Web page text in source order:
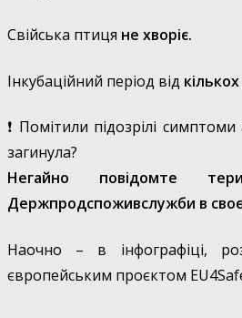
Свійська птиця не хворіє.
Інкубаційний період від
❗ Помітили підозрілі
загинула?
Негайно повідомте
Держпродспоживслужби в
Наочно – в інфографіці,
європейським проєктом